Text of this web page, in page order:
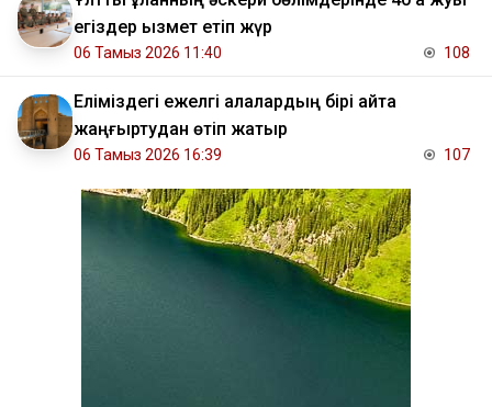
егіздер қызмет етіп жүр
06 Тамыз 2026 11:40 108
Еліміздегі ежелгі қалалардың бірі қайта
жаңғыртудан өтіп жатыр
06 Тамыз 2026 16:39 107